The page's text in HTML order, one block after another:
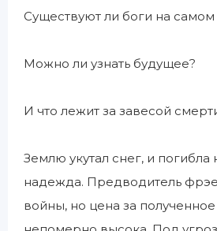
Существуют ли боги на самом
Можно ли узнать будущее?
И что лежит за завесой
Землю укутал снег, и погибла
надежда. Предводитель
войны, но цена за